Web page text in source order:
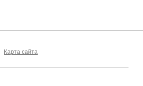
Карта сайта